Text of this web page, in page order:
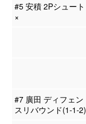
#5 安積 2Pシュート
×
#7 廣田 ディフェン
スリバウンド(1-1-2)